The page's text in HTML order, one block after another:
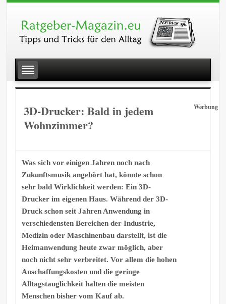
3D-Drucker: Bald in jedem
Wohnzimmer?
Werbung
Was sich vor einigen Jahren noch nach
Zukunftsmusik angehört hat, könnte schon
sehr bald Wirklichkeit werden: Ein 3D-
Drucker im eigenen Haus. Während der 3D-
Druck schon seit Jahren Anwendung in
verschiedensten Bereichen der Industrie,
Medizin oder Maschinenbau darstellt, ist die
Heimanwendung heute zwar möglich, aber
noch nicht sehr verbreitet. Vor allem die hohen
Anschaffungskosten und die geringe
Alltagstauglichkeit halten die meisten
Menschen bisher vom Kauf ab.